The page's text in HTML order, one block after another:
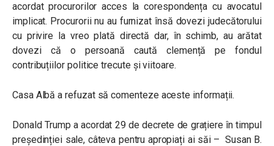
acordat procurorilor acces la corespondența cu avocatul
implicat. Procurorii nu au furnizat însă dovezi judecătorului
cu privire la vreo plată directă dar, în schimb, au arătat
dovezi că o persoană caută clemență pe fondul
contribuțiilor politice trecute și viitoare.
Casa Albă a refuzat să comenteze aceste informații.
Donald Trump a acordat 29 de decrete de grațiere în timpul
președinției sale, câteva pentru apropiați ai săi – Susan B.